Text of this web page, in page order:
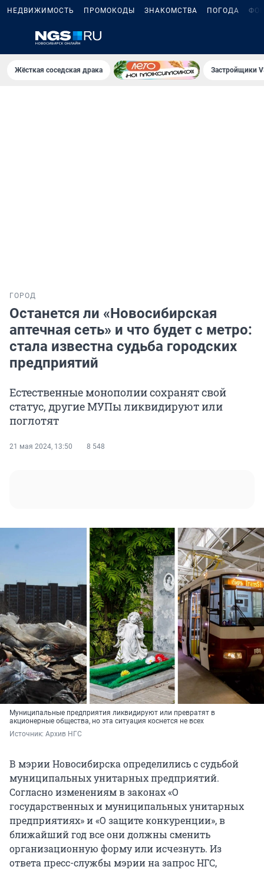
НЕДВИЖИМОСТЬ ПРОМОКОДЫ ЗНАКОМСТВА ПОГОДА
Жёсткая соседская драка Застройщики
ГОРОД
Останется ли «Новосибирская
аптечная сеть» и что будет с метро:
стала известна судьба городских
предприятий
Естественные монополии сохранят свой
статус, другие МУПы ликвидируют или
поглотят
21 мая 2024, 13:50 8 548
Муниципальные предприятия ликвидируют или превратят в
акционерные общества, но эта ситуация коснется не всех
Источник: Архив НГС
В мэрии Новосибирска определились с судьбой
муниципальных унитарных предприятий.
Согласно изменениям в законах «О
государственных и муниципальных унитарных
предприятиях» и «О защите конкуренции», в
ближайший год все они должны сменить
организационную форму или исчезнуть. Из
ответа пресс-службы мэрии на запрос НГС,